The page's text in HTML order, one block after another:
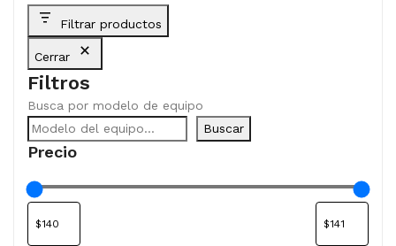
Filtrar productos
Cerrar
Filtros
Busca por modelo de equipo
Buscar
Precio